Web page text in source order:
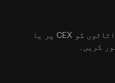
اپنے Zillion Aakar XO ( ZAX ) اثاثوں کو CEX پر یا
کریں۔